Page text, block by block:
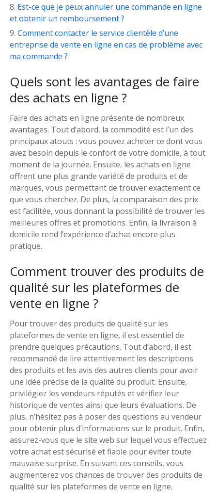
Est-ce que je peux annuler une commande en ligne
et obtenir un remboursement ?
Comment contacter le service clientèle d’une
entreprise de vente en ligne en cas de problème avec
ma commande ?
Quels sont les avantages de faire
des achats en ligne ?
Faire des achats en ligne présente de nombreux
avantages. Tout d’abord, la commodité est l’un des
principaux atouts : vous pouvez acheter ce dont vous
avez besoin depuis le confort de votre domicile, à tout
moment de la journée. Ensuite, les achats en ligne
offrent une plus grande variété de produits et de
marques, vous permettant de trouver exactement ce
que vous cherchez. De plus, la comparaison des prix
est facilitée, vous donnant la possibilité de trouver les
meilleures offres et promotions. Enfin, la livraison à
domicile rend l’expérience d’achat encore plus
pratique.
Comment trouver des produits de
qualité sur les plateformes de
vente en ligne ?
Pour trouver des produits de qualité sur les
plateformes de vente en ligne, il est essentiel de
prendre quelques précautions. Tout d’abord, il est
recommandé de lire attentivement les descriptions
des produits et les avis des autres clients pour avoir
une idée précise de la qualité du produit. Ensuite,
privilégiez les vendeurs réputés et vérifiez leur
historique de ventes ainsi que leurs évaluations. De
plus, n’hésitez pas à poser des questions au vendeur
pour obtenir plus d’informations sur le produit. Enfin,
assurez-vous que le site web sur lequel vous effectuez
votre achat est sécurisé et fiable pour éviter toute
mauvaise surprise. En suivant ces conseils, vous
augmenterez vos chances de trouver des produits de
qualité sur les plateformes de vente en ligne.